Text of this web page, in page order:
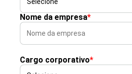
Nome da empresa*
Cargo corporativo*